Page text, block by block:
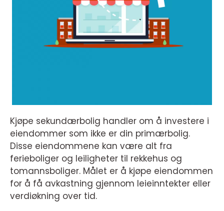
Kjøpe sekundærbolig handler om å investere i
eiendommer som ikke er din primærbolig.
Disse eiendommene kan være alt fra
ferieboliger og leiligheter til rekkehus og
tomannsboliger. Målet er å kjøpe eiendommen
for å få avkastning gjennom leieinntekter eller
verdiøkning over tid.